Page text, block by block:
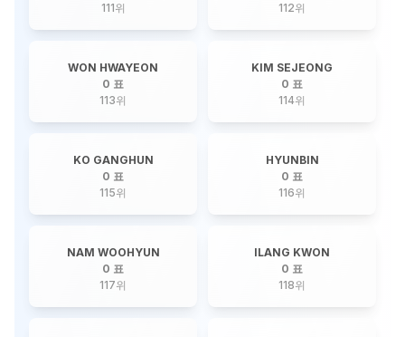
111위
112위
WON HWAYEON
0 표
113위
KIM SEJEONG
0 표
114위
KO GANGHUN
0 표
115위
HYUNBIN
0 표
116위
NAM WOOHYUN
0 표
117위
ILANG KWON
0 표
118위